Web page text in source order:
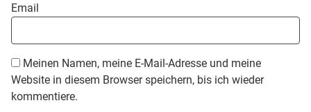
Email
Meinen Namen, meine E-Mail-Adresse und meine
Website in diesem Browser speichern, bis ich wieder
kommentiere.